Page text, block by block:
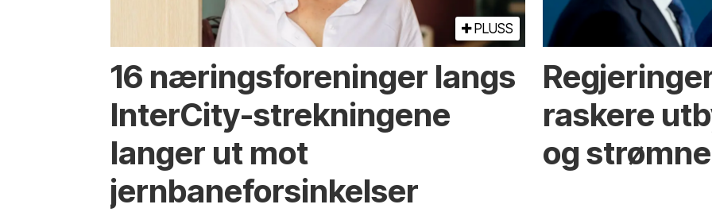
PLUSS
16 næringsforeninger langs
InterCity-strekningene
langer ut mot
jernbaneforsinkelser
raskere
og